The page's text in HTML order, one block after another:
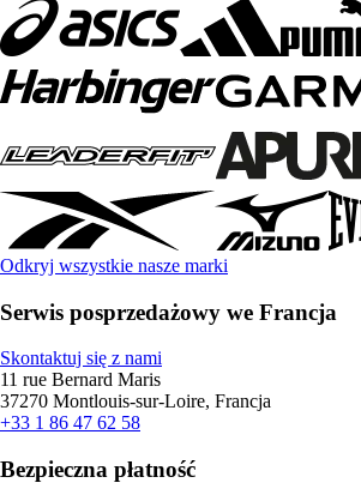
Odkryj wszystkie nasze marki
Serwis posprzedażowy we Francja
Skontaktuj się z nami
11 rue Bernard Maris
37270 Montlouis-sur-Loire, Francja
+33 1 86 47 62 58
Bezpieczna płatność